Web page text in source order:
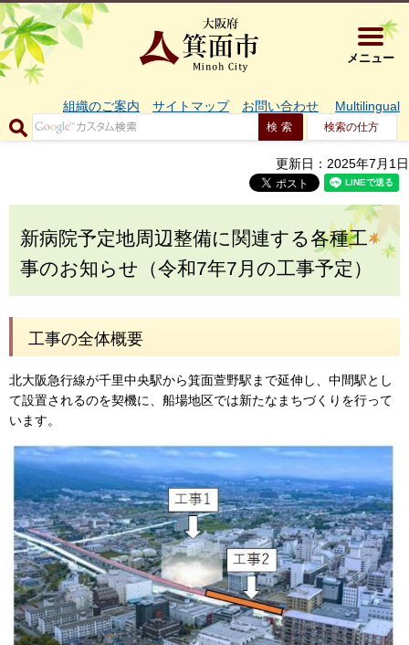
大阪府箕
メニュー
組織のご案内 サイトマップ お問い合わせ Multilingual
検索の仕方
更新日：2025年7月1日
新病院予定地周辺整備に関連する各種工
事のお知らせ（令和7年7月の工事予定）
工事の全体概要
北大阪急行線が千里中央駅から箕面萱野駅まで延伸し、中間駅とし
て設置されるのを契機に、船場地区では新たなまちづくりを行って
います。